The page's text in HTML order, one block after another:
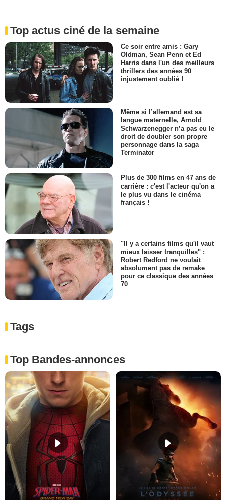
Top actus ciné de la semaine
Ce soir entre amis : Gary
Oldman, Sean Penn et Ed
Harris dans l'un des meilleurs
thrillers des années 90
injustement oublié !
Même si l’allemand est sa
langue maternelle, Arnold
Schwarzenegger n’a pas eu le
droit de doubler son propre
personnage dans la saga
Terminator
Plus de 300 films en 47 ans de
carrière : c'est l'acteur qu'on a
le plus vu dans le cinéma
français !
"Il y a certains films qu'il vaut
mieux laisser tranquilles" :
Robert Redford ne voulait
absolument pas de remake
pour ce classique des années
70
Tags
Top Bandes-annonces